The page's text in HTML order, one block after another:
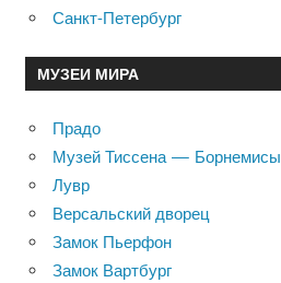
Санкт-Петербург
МУЗЕИ МИРА
Прадо
Музей Тиссена — Борнемисы
Лувр
Версальский дворец
Замок Пьерфон
Замок Вартбург